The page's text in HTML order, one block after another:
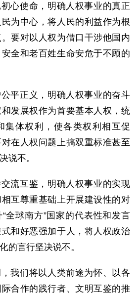
心使命，明确人权事业的真正
为中心，将人民的利益作为根
要对以人权为借口干涉他国内
全和老百姓生命安危于不顾的
平正义，明确人权事业的奋斗
发展权作为首要基本人权，统
集体权利，使各类权利相互促
在人权问题上搞双重标准甚至
说不。
流互鉴，明确人权事业的实现
互尊重基础上开展建设性的对
全球南方”国家的代表性和发言
和好恶强加于人，将人权政治
的言行坚决说不。
我们将以人类前途为怀、以各
合作的践行者、文明互鉴的推